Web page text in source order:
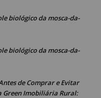
biológico da mosca-da-
biológico da mosca-da-
de Comprar e Evitar
Green Imobiliária Rural: